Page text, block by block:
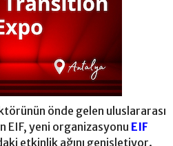
önde gelen uluslararası
EIF, yeni organizasyonu EIF
etkinlik ağını genişletiyor.